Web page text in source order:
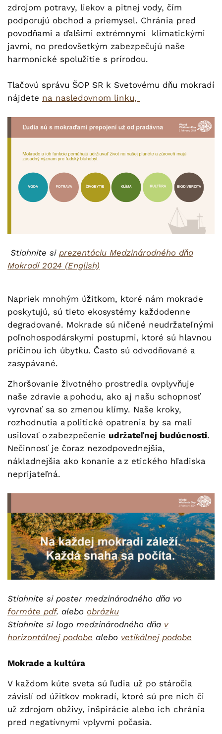
zdrojom potravy, liekov a pitnej vody, čím
podporujú obchod a priemysel. Chránia pred
povodňami a ďalšími extrémnymi klimatickými
javmi, no predovšetkým zabezpečujú naše
harmonické spolužitie s prírodou.
Tlačovú správu ŠOP SR k Svetovému dňu mokradí
nájdete na nasledovnom linku,
Stiahnite si prezentáciu Medzinárodného dňa
Mokradí 2024 (English)
Napriek mnohým úžitkom, ktoré nám mokrade
poskytujú, sú tieto ekosystémy každodenne
degradované. Mokrade sú ničené neudržateľnými
poľnohospodárskymi postupmi, ktoré sú hlavnou
príčinou ich úbytku. Často sú odvodňované a
zasypávané.
Zhoršovanie životného prostredia ovplyvňuje
naše zdravie a pohodu, ako aj našu schopnosť
vyrovnať sa so zmenou klímy. Naše kroky,
rozhodnutia a politické opatrenia by sa mali
usilovať o zabezpečenie udržateľnej budúcnosti.
Nečinnosť je čoraz nezodpovednejšia,
nákladnejšia ako konanie a z etického hľadiska
neprijateľná.
Stiahnite si poster medzinárodného dňa vo
formáte pdf. alebo obrázku
Stiahnite si logo medzinárodného dňa v
horizontálnej podobe alebo vetikálnej podobe
Mokrade a kultúra
V každom kúte sveta sú ľudia už po stáročia
závislí od úžitkov mokradí, ktoré sú pre nich či
už zdrojom obživy, inšpirácie alebo ich chránia
pred negatívnymi vplyvmi počasia.